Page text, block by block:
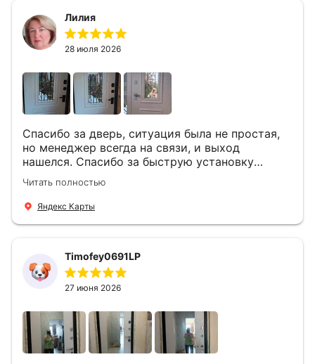
Лилия
28 июля 2026
Спасибо за дверь, ситуация была не простая,
но менеджер всегда на связи, и выход
нашелся. Спасибо за быструю установку
Роману, один и привёз, и установил. Надеюсь,
что дверь нам долго послужит
Читать полностью
Яндекс Карты
Timofey0691LP
27 июня 2026